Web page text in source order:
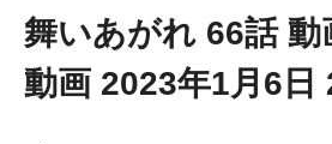
舞いあがれ 66話 動
動画 2023年1月6日